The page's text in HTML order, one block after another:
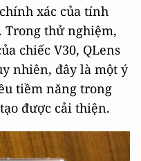
xác của tính
Trong thử nghiệm,
chiếc V30, QLens
nhiên, đây là một ý
tiềm năng trong
được cải thiện.